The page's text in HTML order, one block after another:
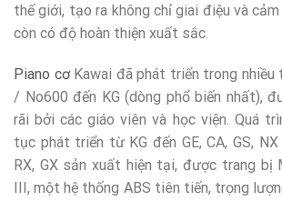
thế giới, tạo ra không chỉ giai điệu và
còn có độ hoàn thiện xuất sắc.
Piano cơKawai đã phát triển trong nhiều
/ No600 đến KG (dòng phổ biến nhất),
rãi bởi các giáo viên và học viện. Quá
tục phát triển từ KG đến GE, CA, GS,
RX, GX sản xuất hiện tại, được trang bị
III, một hệ thống ABS tiên tiến, trọng